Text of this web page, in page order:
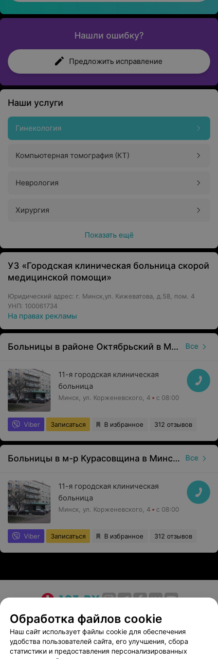
Нашли ошибку?
Предложить исправление
Наши услуги
Гинекология
Компьютерная томография (КТ)
Неврология
Хирургия
Показать ещё
УЗ «Городская клиническая больница скорой
медицинской помощи»
Юридический адрес: г. Минск,ул. Кижеватова, д.58, пом. 4
УНП: 100061734
На правах рекламы
Больницы в районе Октябрьский в Минске Все
11-я городская клиническая
больница
Минск, ул. Корженевского, 4 с 08:00
Viber Записаться В избранное 312 отзывов
Больницы в м-р Курасовщина в Минске Все
11-я городская клиническая
больница
Минск, ул. Корженевского, 4 с 08:00
Viber Записаться В избранное 312 отзывов
О проекте Новости проекта
Размещение рекламы
Медицинский маркетинг
Публичный договор
Пользовательское соглашение
Способы оплаты
Вакансии
Партнеры
Обработка файлов cookie
Наш сайт использует файлы cookie для обеспечения
удобства пользователей сайта, его улучшения, сбора
статистики и предоставления персонализированных